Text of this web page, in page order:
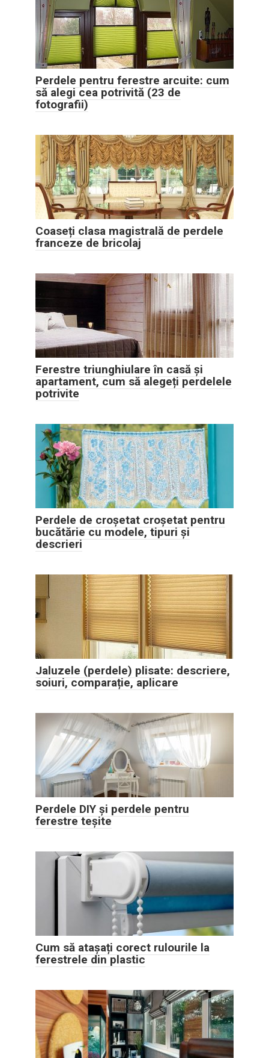
Perdele pentru ferestre arcuite: cum
să alegi cea potrivită (23 de
fotografii)
Coaseți clasa magistrală de perdele
franceze de bricolaj
Ferestre triunghiulare în casă și
apartament, cum să alegeți perdelele
potrivite
Perdele de croșetat croșetat pentru
bucătărie cu modele, tipuri și
descrieri
Jaluzele (perdele) plisate: descriere,
soiuri, comparație, aplicare
Perdele DIY și perdele pentru
ferestre teșite
Cum să atașați corect rulourile la
ferestrele din plastic